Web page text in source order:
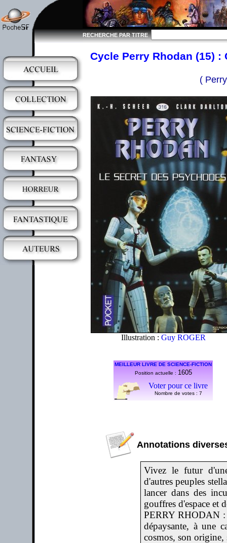
RECHERCHE PAR TITRE
Cycle Perry Rhodan (15)
(
Illustration : Guy ROGER
MEILLEUR LIVRE DE SCIENCE-FICTION
Position actuelle : 1605
Voter pour ce livre
Nombre de votes : 7
Annotations
Vivez le futur
d'autres peuples
lancer dans des
gouffres d'espace et
PERRY RHODAN :
dépaysante, à une
cosmos, son